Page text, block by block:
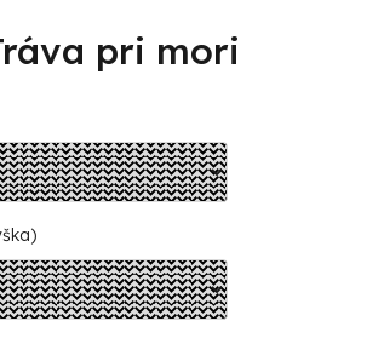
pri mori